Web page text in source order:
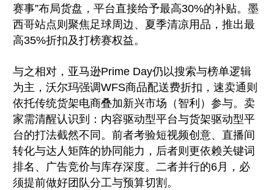
赛事”布局货盘，平台直接给予最高30%的补贴。墨
西哥站点则聚焦足球周边、夏季清凉用品，推出最
高35%折扣及打榜赛权益。
与之相对，亚马逊Prime Day仍以搜索与榜单逻辑
为主，沃尔玛强调WFS商品配送费折扣，速卖通则
依托传统货架电商叠加新兴市场（智利）参与。卖
家需清醒认识到：内容驱动型平台与货架驱动型平
台的打法截然不同。前者考验短视频创意、直播间
转化与达人矩阵的协同能力，后者则更依赖关键词
排名、广告竞价与库存深度。二者并行的6月，必
须提前做好团队分工与预算切割。